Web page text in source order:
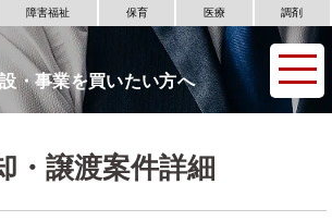
障害福祉 保育 医療 調剤
・事業を買いたい方へ
・譲渡案件詳細